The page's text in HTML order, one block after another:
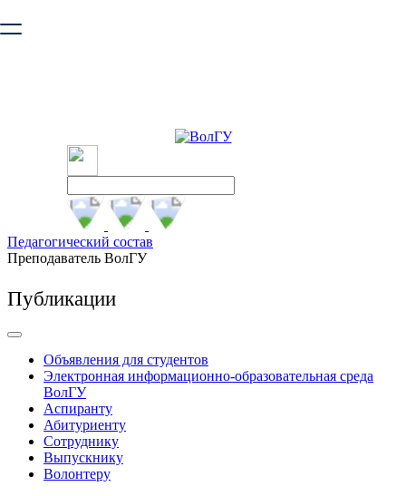
безопасную работу с сайтом. Пожалуйста
Педагогический состав
Преподаватель ВолГУ
Публикации
Объявления для студентов
Электронная информационно-образовательная среда
ВолГУ
Аспиранту
Абитуриенту
Сотруднику
Выпускнику
Волонтеру